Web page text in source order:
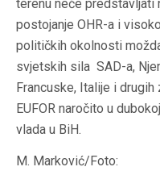
terenu neće predstavljati
postojanje OHR-a i
političkih okolnosti
svjetskih sila SAD-a,
Francuske, Italije i
EUFOR naročito u
vlada u BiH.
M. Marković/Foto: